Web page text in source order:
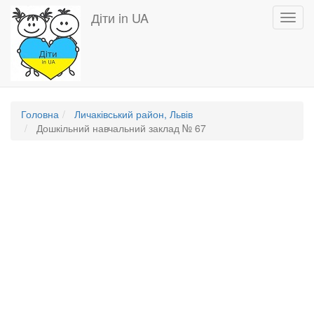
Перейти
основного
вмісту
Діти in UA
Головна
Личаківський район, Львів
Дошкільний навчальний заклад № 67